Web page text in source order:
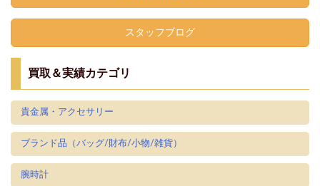
スタッフブログ
買取＆実績カテゴリ
貴金属・アクセサリー
ブランド品（バッグ/財布/小物/雑貨）
腕時計